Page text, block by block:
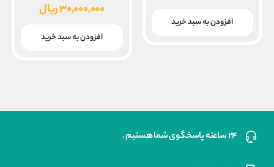
افزودن به سبد خرید
اصلی
۳۰,۰۰۰,۰۰۰ریال
فعلی
افزودن به سبد خرید
۲۴ ساعته پاسخگوی شما هستیم .